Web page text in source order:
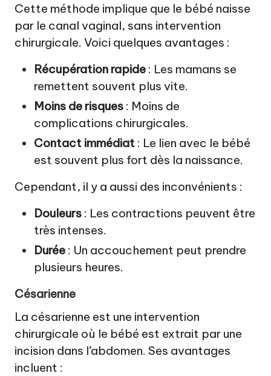
Cette méthode implique que le bébé naisse
par le canal vaginal, sans intervention
chirurgicale. Voici quelques avantages :
Récupération rapide : Les mamans se
remettent souvent plus vite.
Moins de risques : Moins de
complications chirurgicales.
Contact immédiat : Le lien avec le bébé
est souvent plus fort dès la naissance.
Cependant, il y a aussi des inconvénients :
Douleurs : Les contractions peuvent être
très intenses.
Durée : Un accouchement peut prendre
plusieurs heures.
Césarienne
La césarienne est une intervention
chirurgicale où le bébé est extrait par une
incision dans l’abdomen. Ses avantages
incluent :